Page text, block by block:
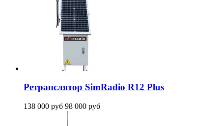
Ретранслятор SimRadio R12 Plus
138 000 руб 98 000 руб